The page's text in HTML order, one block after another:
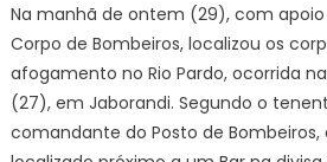
Na manhã de ontem (29), com apoio
Corpo de Bombeiros, localizou os
afogamento no Rio Pardo, ocorrida
(27), em Jaborandi. Segundo o
comandante do Posto de